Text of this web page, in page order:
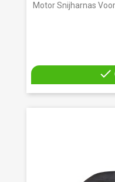
Motor Snijharnas
